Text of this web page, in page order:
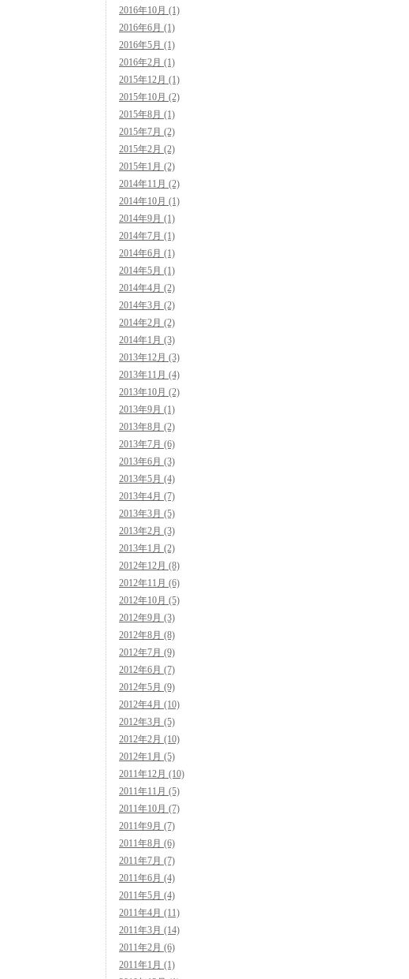
2016年10月 (1)
2016年6月 (1)
2016年5月 (1)
2016年2月 (1)
2015年12月 (1)
2015年10月 (2)
2015年8月 (1)
2015年7月 (2)
2015年2月 (2)
2015年1月 (2)
2014年11月 (2)
2014年10月 (1)
2014年9月 (1)
2014年7月 (1)
2014年6月 (1)
2014年5月 (1)
2014年4月 (2)
2014年3月 (2)
2014年2月 (2)
2014年1月 (3)
2013年12月 (3)
2013年11月 (4)
2013年10月 (2)
2013年9月 (1)
2013年8月 (2)
2013年7月 (6)
2013年6月 (3)
2013年5月 (4)
2013年4月 (7)
2013年3月 (5)
2013年2月 (3)
2013年1月 (2)
2012年12月 (8)
2012年11月 (6)
2012年10月 (5)
2012年9月 (3)
2012年8月 (8)
2012年7月 (9)
2012年6月 (7)
2012年5月 (9)
2012年4月 (10)
2012年3月 (5)
2012年2月 (10)
2012年1月 (5)
2011年12月 (10)
2011年11月 (5)
2011年10月 (7)
2011年9月 (7)
2011年8月 (6)
2011年7月 (7)
2011年6月 (4)
2011年5月 (4)
2011年4月 (11)
2011年3月 (14)
2011年2月 (6)
2011年1月 (1)